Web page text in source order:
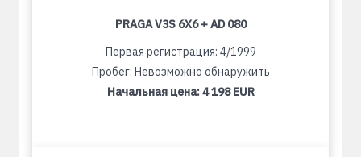
PRAGA V3S 6X6 + AD 080
Первая регистрация: 4/1999
Пробег: Невозможно обнаружить
Начальная цена:4 198 EUR